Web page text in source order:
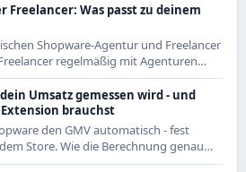
Freelancer: Was passt zu deinem
Shopware-Agentur und Freelancer
regelmäßig mit Agenturen
Seiten kennt.
Umsatz gemessen wird - und
brauchst
den GMV automatisch - fest
Store. Wie die Berechnung genau
CE-Händler bedeutet.